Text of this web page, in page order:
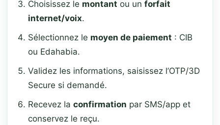
Choisissez le montant ou un forfait
internet/voix.
Sélectionnez le moyen de paiement : CIB
ou Edahabia.
Validez les informations, saisissez l’OTP/3D
Secure si demandé.
Recevez la confirmation par SMS/app et
conservez le reçu.